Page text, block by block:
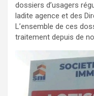
dossiers d’usagers
ladite agence et des
L’ensemble de ces
traitement depuis de